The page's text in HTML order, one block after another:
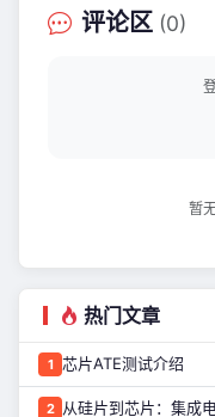
领导者，携XENSIV™
微控制器产品及解决方
足交流！ 本次英飞凌
评论区 (0)
暂
热门文章
1 芯片ATE测试介绍
2 从硅片到芯片：集成